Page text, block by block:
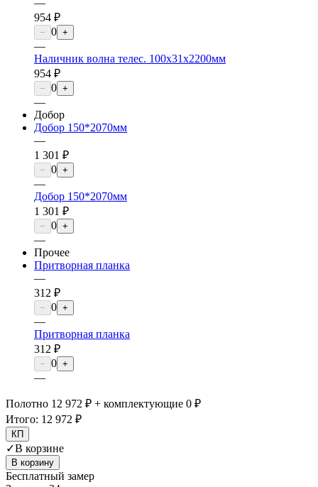
—
954 ₽
− 0 +
—
Наличник волна телес. 100х31х2200мм
954 ₽
− 0 +
—
Добор
Добор 150*2070мм
—
1 301 ₽
− 0 +
—
Добор 150*2070мм
1 301 ₽
− 0 +
—
Прочее
Притворная планка
—
312 ₽
− 0 +
—
Притворная планка
312 ₽
− 0 +
—
Полотно 12 972 ₽ + комплектующие 0 ₽
Итого: 12 972 ₽
КП
✓В корзине
В корзину
Бесплатный замер